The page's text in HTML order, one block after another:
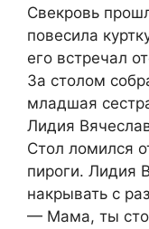
Свекровь
повесила
его встречал
За столом
младшая
Лидия
Стол ломился
пироги. Лидия
накрывать с
— Мама, ты